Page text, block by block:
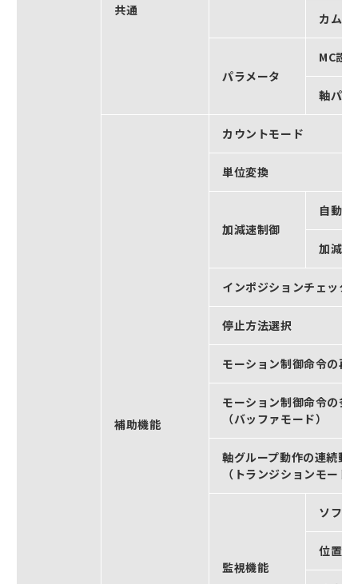
共通
カムテ
パラメータ
MC設
軸パラ
補助機能
カウントモード
単位変換
加減速制御
自動
加減速
インポジションチェック
停止方法選択
モーション制御命令の再
モーション制御命令の多
（バッファモード）
軸グループ動作の連続動
（トランジションモード
監視機能
ソフト
位置偏